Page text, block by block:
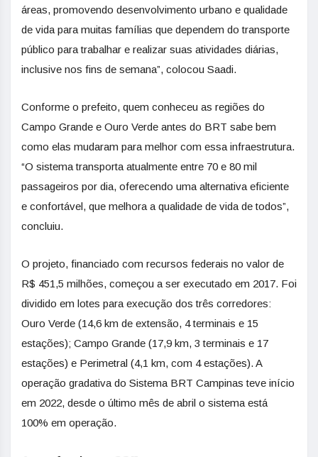
áreas, promovendo desenvolvimento urbano e qualidade
de vida para muitas famílias que dependem do transporte
público para trabalhar e realizar suas atividades diárias,
inclusive nos fins de semana”, colocou Saadi.
Conforme o prefeito, quem conheceu as regiões do
Campo Grande e Ouro Verde antes do BRT sabe bem
como elas mudaram para melhor com essa infraestrutura.
“O sistema transporta atualmente entre 70 e 80 mil
passageiros por dia, oferecendo uma alternativa eficiente
e confortável, que melhora a qualidade de vida de todos”,
concluiu.
O projeto, financiado com recursos federais no valor de
R$ 451,5 milhões, começou a ser executado em 2017. Foi
dividido em lotes para execução dos três corredores:
Ouro Verde (14,6 km de extensão, 4 terminais e 15
estações); Campo Grande (17,9 km, 3 terminais e 17
estações) e Perimetral (4,1 km, com 4 estações). A
operação gradativa do Sistema BRT Campinas teve início
em 2022, desde o último mês de abril o sistema está
100% em operação.